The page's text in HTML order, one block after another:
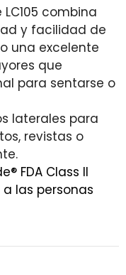
combina
y facilidad de
una excelente
que
para sentarse o
laterales para
revistas o
FDA Class II
las personas